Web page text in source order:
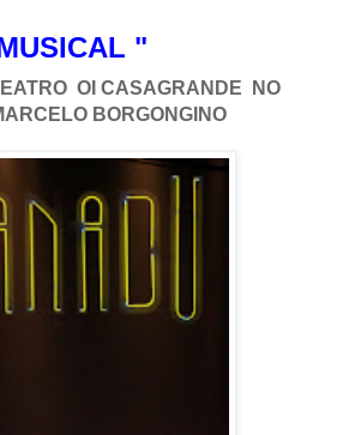
"
OI CASAGRANDE NO
BORGONGINO